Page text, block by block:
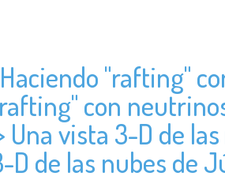
"rafting"
con
Una vista 3-D de
D de las nubes de